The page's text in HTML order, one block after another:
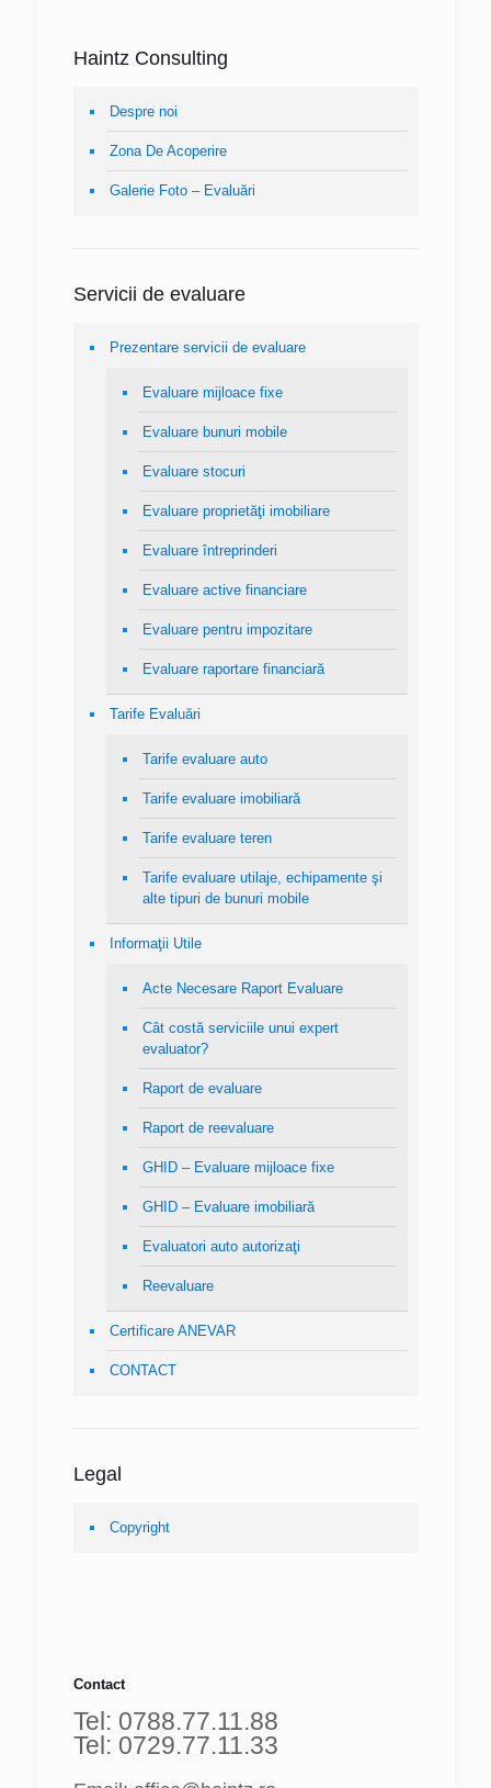
Haintz Consulting
Despre noi
Zona De Acoperire
Galerie Foto – Evaluări
Servicii de evaluare
Prezentare servicii de evaluare
Evaluare mijloace fixe
Evaluare bunuri mobile
Evaluare stocuri
Evaluare proprietăţi imobiliare
Evaluare întreprinderi
Evaluare active financiare
Evaluare pentru impozitare
Evaluare raportare financiară
Tarife Evaluări
Tarife evaluare auto
Tarife evaluare imobiliară
Tarife evaluare teren
Tarife evaluare utilaje, echipamente şi
alte tipuri de bunuri mobile
Informaţii Utile
Acte Necesare Raport Evaluare
Cât costă serviciile unui expert
evaluator?
Raport de evaluare
Raport de reevaluare
GHID – Evaluare mijloace fixe
GHID – Evaluare imobiliară
Evaluatori auto autorizaţi
Reevaluare
Certificare ANEVAR
CONTACT
Legal
Copyright
Contact
Tel: 0788.77.11.88
Tel: 0729.77.11.33